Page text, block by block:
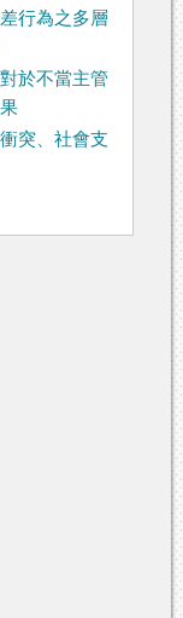
行為之多層
於不當主管
突、社會支